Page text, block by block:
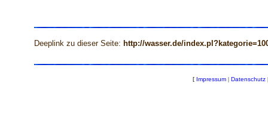
Deeplink zu dieser Seite: http://wasser.de/
[ Impressum | Datenschutz